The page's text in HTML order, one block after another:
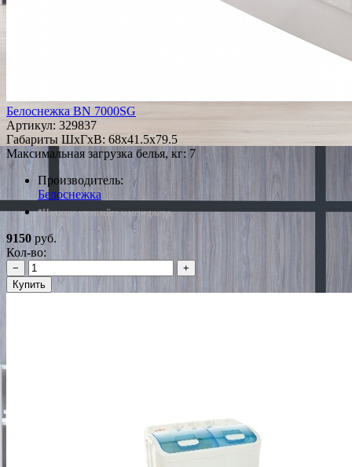
Белоснежка BN 7000SG
Артикул: 329837
Габариты ШxГxВ: 68x41.5x79.5
Максимальная загрузка белья, кг: 7
Производитель:
Белоснежка
*Наличие уточняйте у менеджера
9150 руб.
Кол-во:
−
+
Купить